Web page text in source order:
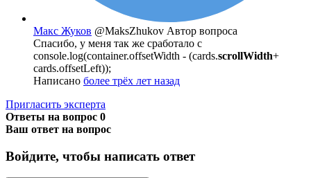
Макс Жуков @MaksZhukov Автор вопроса
Спасибо, у меня так же сработало с
console.log(container.offsetWidth - (cards.scrollWidth+
cards.offsetLeft));
Написано более трёх лет назад
Пригласить эксперта
Ответы на вопрос 0
Ваш ответ на вопрос
Войдите, чтобы написать ответ